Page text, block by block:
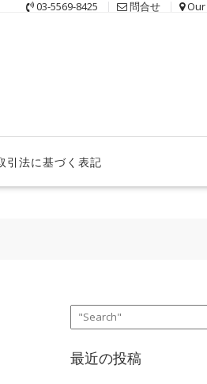
03-5569-8425 問合せ
引法に基づく表記
最近の投稿